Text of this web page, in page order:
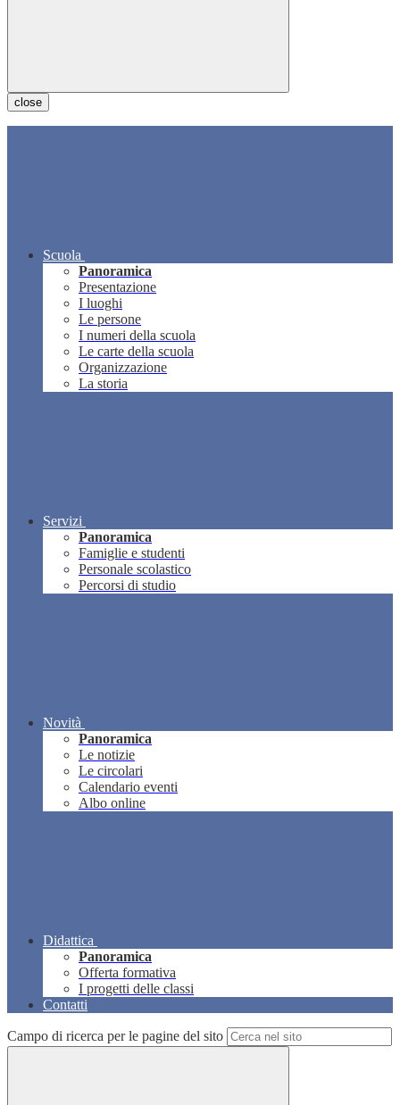
close
Scuola
Panoramica
Presentazione
I luoghi
Le persone
I numeri della scuola
Le carte della scuola
Organizzazione
La storia
Servizi
Panoramica
Famiglie e studenti
Personale scolastico
Percorsi di studio
Novità
Panoramica
Le notizie
Le circolari
Calendario eventi
Albo online
Didattica
Panoramica
Offerta formativa
I progetti delle classi
Contatti
Campo di ricerca per le pagine del sito